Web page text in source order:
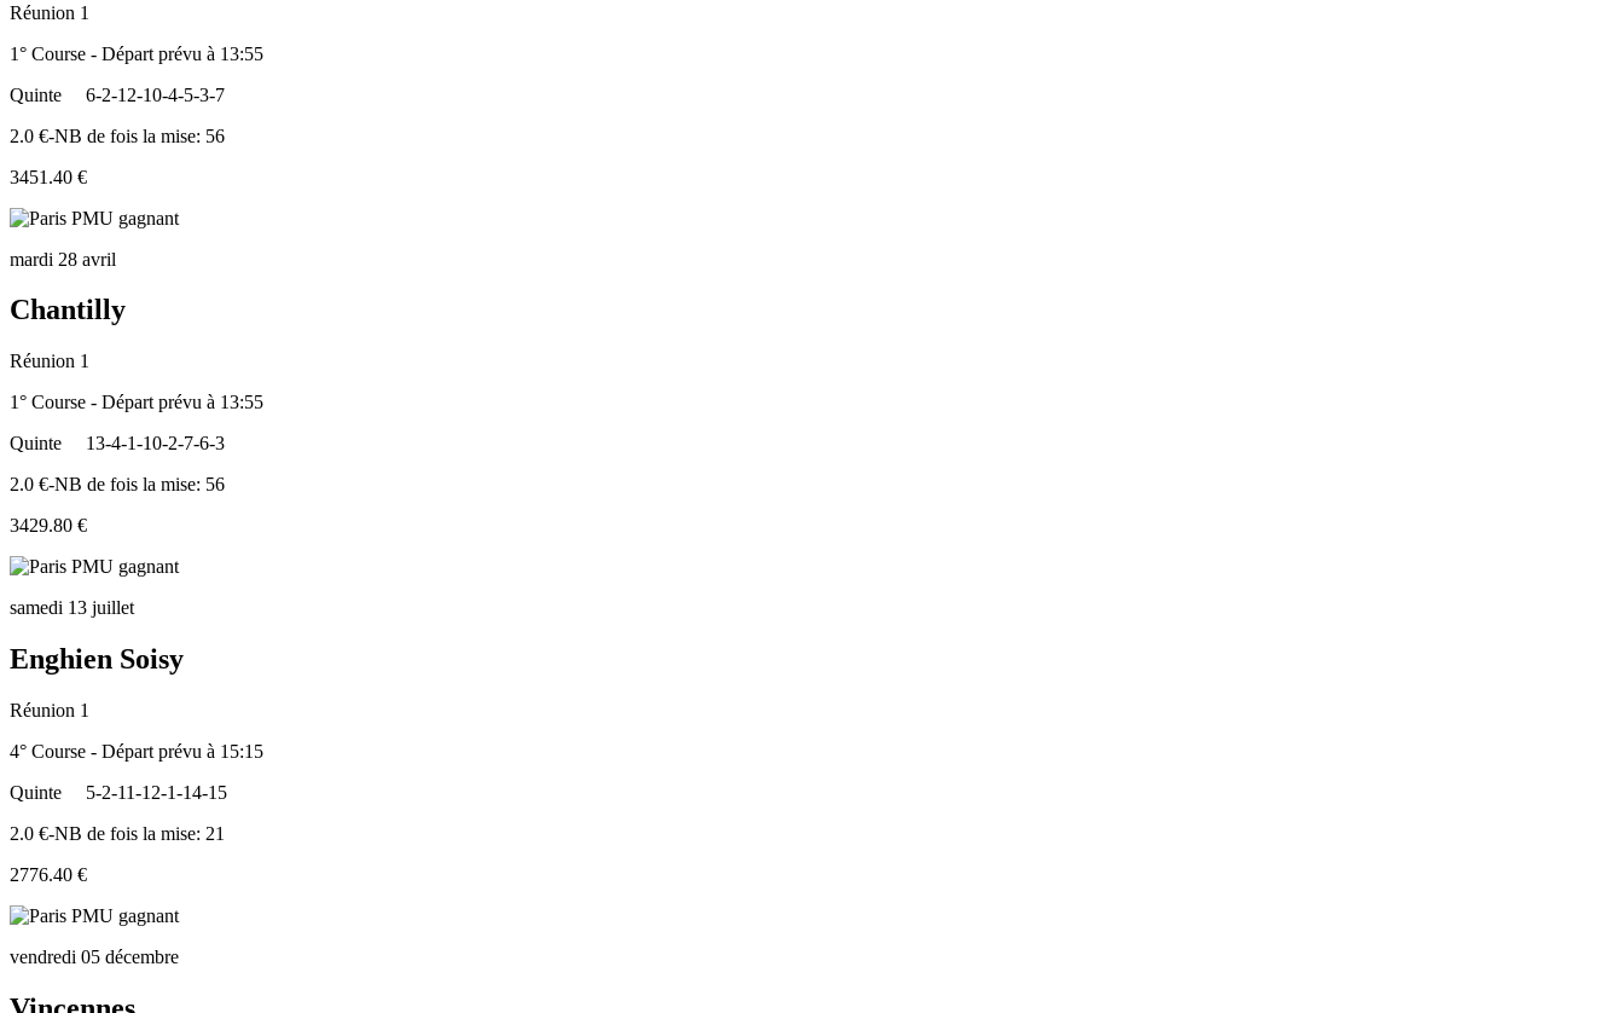
Réunion 1
1° Course - Départ prévu à 13:55
Quinte
6-2-12-10-4-5-3-7
2.0 €-NB de fois la mise: 56
3451.40 €
mardi 28 avril
Chantilly
Réunion 1
1° Course - Départ prévu à 13:55
Quinte
13-4-1-10-2-7-6-3
2.0 €-NB de fois la mise: 56
3429.80 €
samedi 13 juillet
Enghien Soisy
Réunion 1
4° Course - Départ prévu à 15:15
Quinte
5-2-11-12-1-14-15
2.0 €-NB de fois la mise: 21
2776.40 €
vendredi 05 décembre